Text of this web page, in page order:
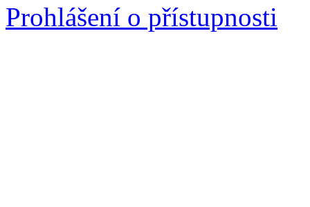
Prohlášení o přístupnosti